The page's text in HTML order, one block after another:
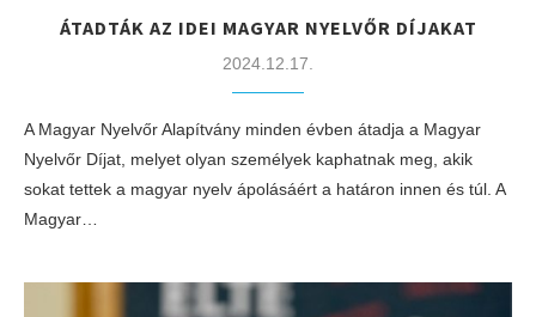
ÁTADTÁK AZ IDEI MAGYAR NYELVŐR DÍJAKAT
2024.12.17.
A Magyar Nyelvőr Alapítvány minden évben átadja a Magyar
Nyelvőr Díjat, melyet olyan személyek kaphatnak meg, akik
sokat tettek a magyar nyelv ápolásáért a határon innen és túl. A
Magyar…